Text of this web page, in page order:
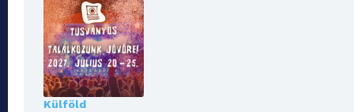
Külföld